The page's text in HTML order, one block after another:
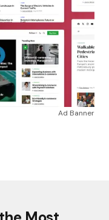
Ad Banner